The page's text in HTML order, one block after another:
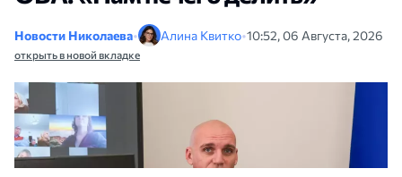
Новости Николаева• Алина Квитко•10:52, 06 Августа, 2026
открыть в новой вкладке